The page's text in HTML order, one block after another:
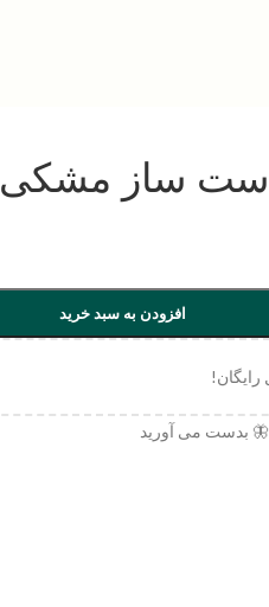
ساز مشکی
افزودن به سبد خرید
رایگان!
🦋 بدست می آورید